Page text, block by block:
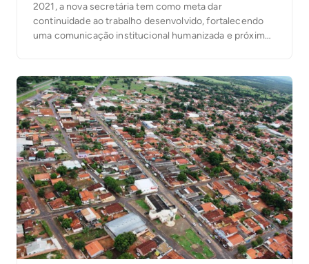
2021, a nova secretária tem como meta dar
continuidade ao trabalho desenvolvido, fortalecendo
uma comunicação institucional humanizada e próxima